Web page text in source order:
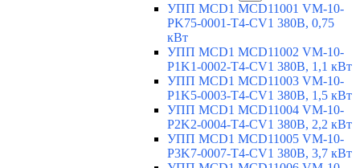
УПП MCD1 MCD11001 VM-10-
PK75-0001-T4-CV1 380В, 0,75
кВт
УПП MCD1 MCD11002 VM-10-
P1K1-0002-T4-CV1 380В, 1,1 кВт
УПП MCD1 MCD11003 VM-10-
P1K5-0003-T4-CV1 380В, 1,5 кВт
УПП MCD1 MCD11004 VM-10-
P2K2-0004-T4-CV1 380В, 2,2 кВт
УПП MCD1 MCD11005 VM-10-
P3K7-0007-T4-CV1 380В, 3,7 кВт